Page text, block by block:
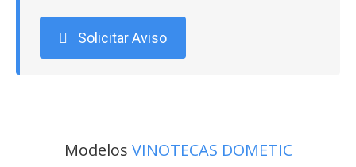
Solicitar Aviso
Modelos VINOTECAS DOMETIC